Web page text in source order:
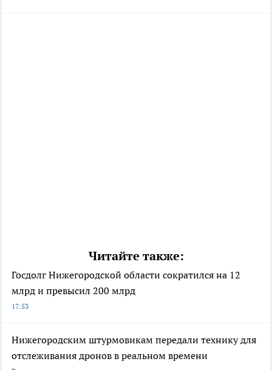
Читайте также:
Госдолг Нижегородской области сократился на 12
млрд и превысил 200 млрд
17:53
Нижегородским штурмовикам передали технику для
отслеживания дронов в реальном времени